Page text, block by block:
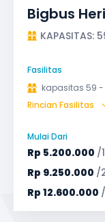
Bigbus
KAPASITAS:
Fasilitas
kapasitas 59 -
Bagasi
Safety Tools
TV LED &
Rincian Fasilitas
Mulai Dari
Rp 5.200.000 /
Rp 9.250.000 /
Rp 12.600.000